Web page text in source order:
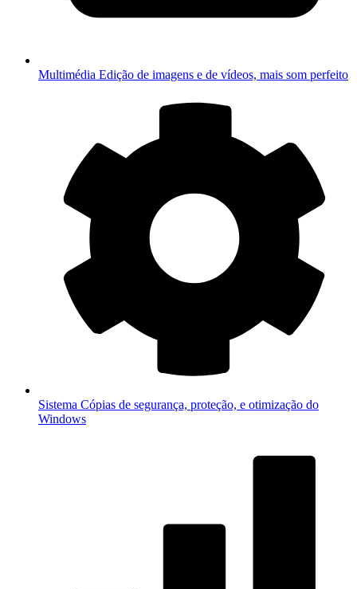
Multimédia Edição de imagens e de vídeos, mais som perfeito
Sistema Cópias de segurança, proteção, e otimização do
Windows